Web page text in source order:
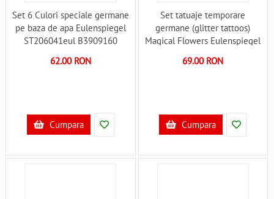
Set 6 Culori speciale germane
pe baza de apa Eulenspiegel
ST206041eul B3909160
62.00 RON
Cumpara
Set tatuaje temporare
germane (glitter tattoos)
Magical Flowers Eulenspiegel
69.00 RON
Cumpara